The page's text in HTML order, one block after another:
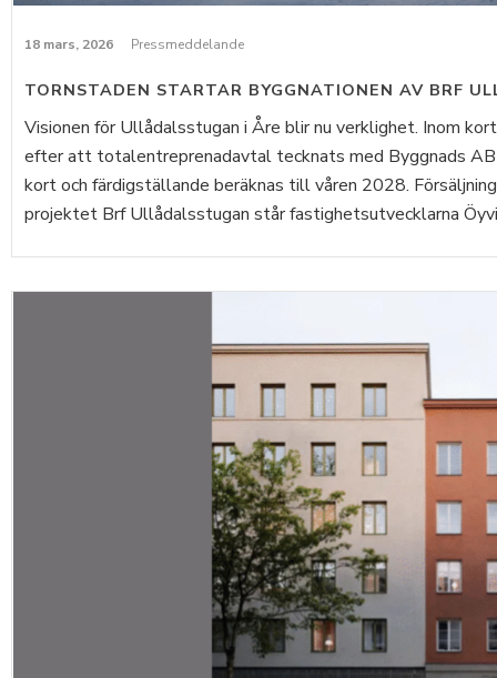
18 mars, 2026 Pressmeddelande
TORNSTADEN STARTAR BYGGNATIONEN AV BRF
Visionen för Ullådalsstugan i Åre blir nu verklighet. Inom
efter att totalentreprenadavtal tecknats med Byggnads
kort och färdigställande beräknas till våren 2028.
projektet Brf Ullådalsstugan står fastighetsutvecklarna